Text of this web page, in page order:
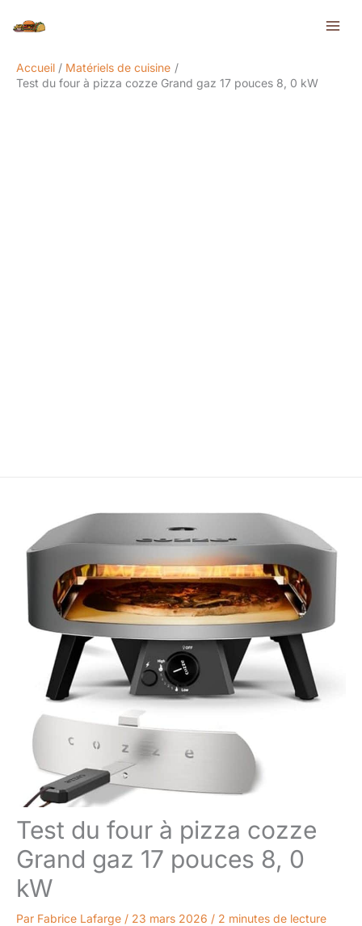
Accueil
Matériels de cuisine
Test du four à pizza cozze Grand gaz 17 pouces 8, 0 kW
Test du four à pizza cozze
Grand gaz 17 pouces 8, 0
kW
Par Fabrice Lafarge / 23 mars 2026 / 2 minutes de lecture